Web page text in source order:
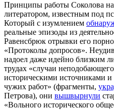
Принципы работы Соколова
литератором, известным под
Который с изумлением
реальные эпизоды из
Равенсбрюк отрывки его
«Протоколы допросов».
надоел даже идейно близким
трудах «случаи
историческими источниками
чужих работ» (фрагменты,
Петрова), они вышвырнули
«Вольного исторического